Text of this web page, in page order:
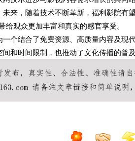
来，随着技术不断革新，福利影院有
给观众更加丰富和真实的感官享受。
一个结合了免费资源、高质量内容及
和时间限制，也推动了文化传播的普